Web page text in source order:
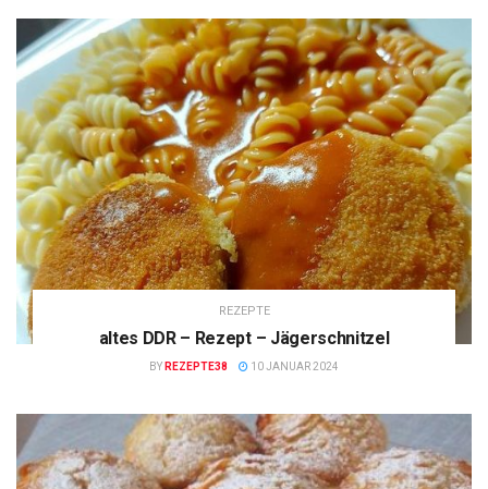
REZEPTE
altes DDR – Rezept – Jägerschnitzel
BY REZEPTE38 10 JANUAR 2024